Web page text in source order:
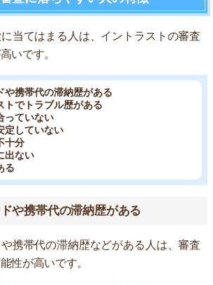
当てはまる人は、イントラストの審査
いです。
や携帯代の滞納歴がある
トでトラブル歴がある
っていない
定していない
十分
出ない
る
や携帯代の滞納歴がある
携帯代の滞納歴などがある人は、審査
性が高いです。